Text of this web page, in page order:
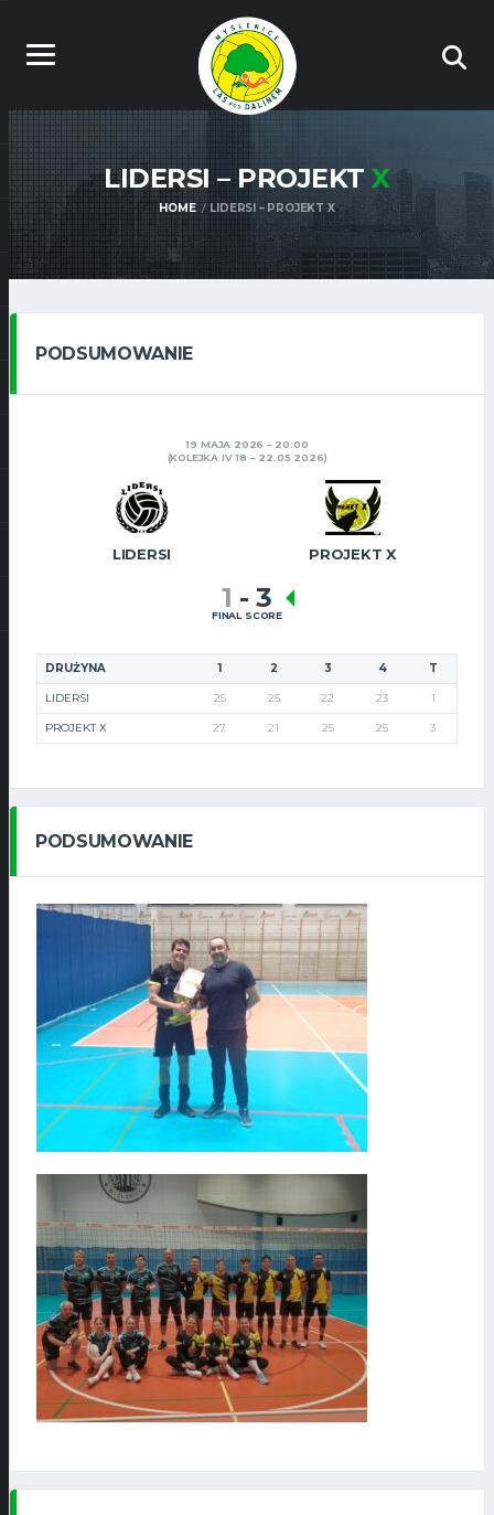
LIDERSI – PROJEKTX
HOME LIDERSI – PROJEKT X
PODSUMOWANIE
19 MAJA 2026
20:00
(KOLEJKA IV 18 – 22.05 2026)
LIDERSI PROJEKT X
1 - 3
FINAL SCORE
DRUŻYNA 1 2 3 4 T
LIDERSI 25 25 22 23 1
PROJEKT X 27 21 25 25 3
PODSUMOWANIE